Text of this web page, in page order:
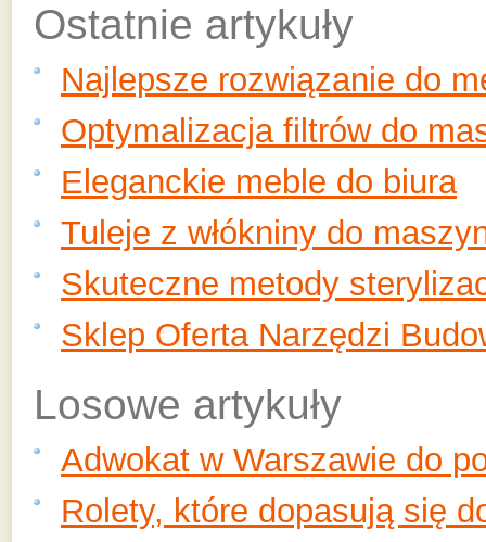
Ostatnie artykuły
Najlepsze rozwiązanie do
Optymalizacja filtrów do
Eleganckie meble do biura
Tuleje z włókniny do
Skuteczne metody
Sklep Oferta Narzędzi
Losowe artykuły
Adwokat w Warszawie do
Rolety, które dopasują się